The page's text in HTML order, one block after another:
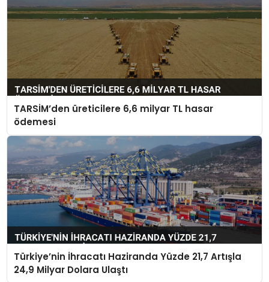
TARSİM’den üreticilere 6,6 milyar TL hasar
ödemesi
Türkiye’nin İhracatı Haziranda Yüzde 21,7 Artışla
24,9 Milyar Dolara Ulaştı